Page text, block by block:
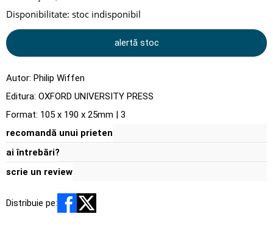
Disponibilitate: stoc indisponibil
alertă stoc
Autor: Philip Wiffen
Editura: OXFORD UNIVERSITY PRESS
Format: 105 x 190 x 25mm | 3
recomandă unui prieten
ai întrebări?
scrie un review
Distribuie pe: